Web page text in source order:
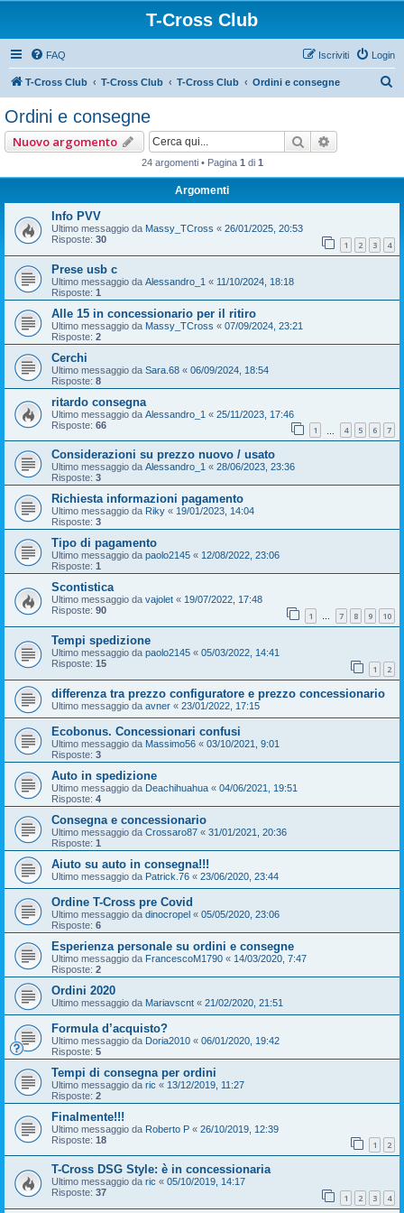
T-Cross Club
FAQ Login
Iscriviti
T-Cross Club T-Cross Club T-Cross Club Ordini e consegne
Ordini e consegne
Nuovo argomento Cerca
24 argomenti • Pagina 1 di 1
Argomenti
Info PVV
Ultimo messaggio da Massy_TCross « 26/01/2025, 20:53
Risposte: 30 1 2 3 4
Prese usb c
Ultimo messaggio da Alessandro_1 « 11/10/2024, 18:18
Risposte: 1
Alle 15 in concessionario per il ritiro
Ultimo messaggio da Massy_TCross « 07/09/2024, 23:21
Risposte: 2
Cerchi
Ultimo messaggio da Sara.68 « 06/09/2024, 18:54
Risposte: 8
ritardo consegna
Ultimo messaggio da Alessandro_1 « 25/11/2023, 17:46
Risposte: 66 1 4 5 6 7
Considerazioni su prezzo nuovo / usato
Ultimo messaggio da Alessandro_1 « 28/06/2023, 23:36
Risposte: 3
Richiesta informazioni pagamento
Ultimo messaggio da Riky « 19/01/2023, 14:04
Risposte: 3
Tipo di pagamento
Ultimo messaggio da paolo2145 « 12/08/2022, 23:06
Risposte: 1
Scontistica
Ultimo messaggio da vajolet « 19/07/2022, 17:48
Risposte: 90 1 … 7 8 9 10
Tempi spedizione
Ultimo messaggio da paolo2145 « 05/03/2022, 14:41
Risposte: 15 1 2
differenza tra prezzo configuratore e prezzo concessionario
Ultimo messaggio da avner « 23/01/2022, 17:15
Ecobonus. Concessionari confusi
Ultimo messaggio da Massimo56 « 03/10/2021, 9:01
Risposte: 3
Auto in spedizione
Ultimo messaggio da Deachihuahua « 04/06/2021, 19:51
Risposte: 4
Consegna e concessionario
Ultimo messaggio da Crossaro87 « 31/01/2021, 20:36
Risposte: 1
Aiuto su auto in consegna!!!
Ultimo messaggio da Patrick.76 « 23/06/2020, 23:44
Ordine T-Cross pre Covid
Ultimo messaggio da dinocropel « 05/05/2020, 23:06
Risposte: 6
Esperienza personale su ordini e consegne
Ultimo messaggio da FrancescoM1790 « 14/03/2020, 7:47
Risposte: 2
Ordini 2020
Ultimo messaggio da Mariavscnt « 21/02/2020, 21:51
Formula d’acquisto?
Ultimo messaggio da Doria2010 « 06/01/2020, 19:42
Risposte: 5
Tempi di consegna per ordini
Ultimo messaggio da ric « 13/12/2019, 11:27
Risposte: 2
Finalmente!!!
Ultimo messaggio da Roberto P « 26/10/2019, 12:39
Risposte: 18 1 2
T-Cross DSG Style: è in concessionaria
Ultimo messaggio da ric « 05/10/2019, 14:17
Risposte: 37 1 2 3 4